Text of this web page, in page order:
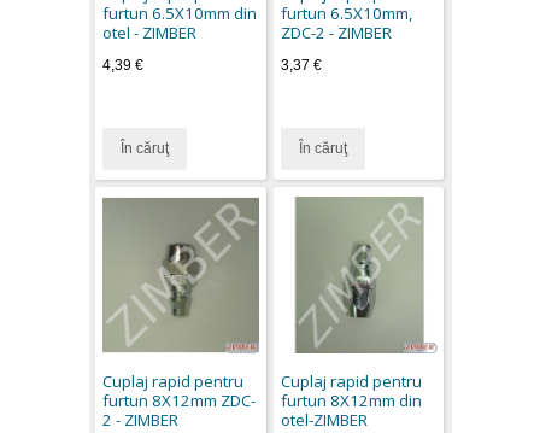
furtun 6.5X10mm din
otel - ZIMBER
4,39 €
În căruţ
furtun 6.5X10mm,
ZDC-2 - ZIMBER
3,37 €
În căruţ
Cuplaj rapid pentru
furtun 8X12mm ZDC-
2 - ZIMBER
Cuplaj rapid pentru
furtun 8X12mm din
otel-ZIMBER